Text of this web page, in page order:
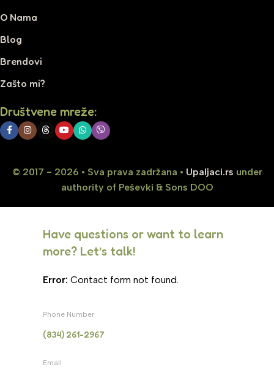
O Nama
Blog
Brendovi
Zašto mi?
Društvene mreže:
© 2017 - 2026 • Sva prava zadržana • Upaljaci.rs under
authority of Peševki & Sons DOO
Have questions or want to learn
more? Let’s talk!
Error: Contact form not found.
Phone Number
(834) 261-2967
Email